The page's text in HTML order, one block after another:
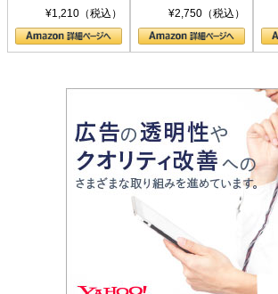
シリーズ)¥1,210（税込）
〈ヤヌス〉の二つ
の顔
¥2,750（税込）